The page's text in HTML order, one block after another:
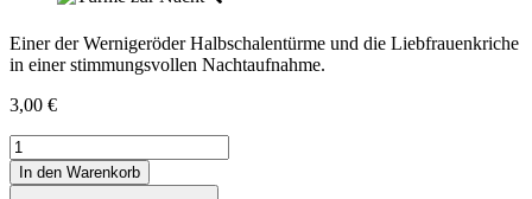
Einer der Wernigeröder Halbschalentürme und die Liebfrauenkriche
in einer stimmungsvollen Nachtaufnahme.
3,00 €
Türme
zur
Nacht
In den Warenkorb